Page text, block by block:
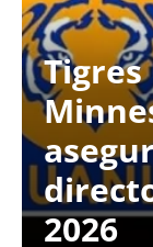
Tigres
2026